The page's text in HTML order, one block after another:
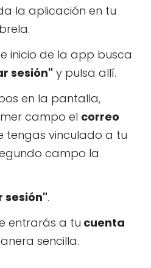
la aplicación en tu
inicio de la app busca
sesión" y pulsa allí.
en la pantalla,
campo el correo
tengas vinculado a tu
campo la
sesión".
entrarás a tu cuenta
sencilla.